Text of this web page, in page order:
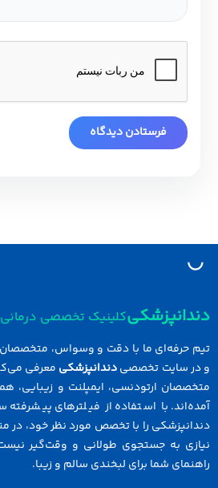
کلینیک تخصصی درمانی
حرفه‌ای ما با دقت و وسواس، متخصصان
سایت تخصصیدندانپزشکیمعرفی می‌کند.
ارتودنسی، ایمپلنت و زیبایی،
با استفاده از فیلترهای پیشرفته
را با تخصص مورد نظر خود، در
به جستجوی طولانی و وقت‌گیر نیست.
شما برای لبخندی سالم و زیبا.